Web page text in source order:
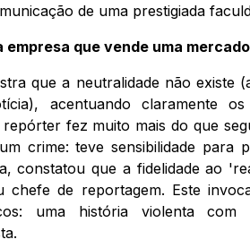
de uma prestigiada
empresa que vende uma
que a neutralidade não existe
acentuando claramente
fez muito mais do que
crime: teve sensibilidade para
constatou que a fidelidade ao
chefe de reportagem. Este
uma história violenta